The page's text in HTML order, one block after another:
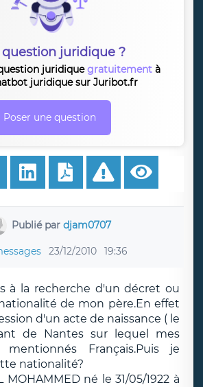
question juridique ?
juridiquegratuitement à
juridique sur Juribot.fr
Poser une question
Publié pardjam0707
23/12/2010 19:36
à la recherche d'un décret ou
de mon père.En effet
d'un acte de naissance ( le
de Nantes sur lequel mes
Français.Puis je
nationalité?
MOHAMMED né le 31/05/1922 à